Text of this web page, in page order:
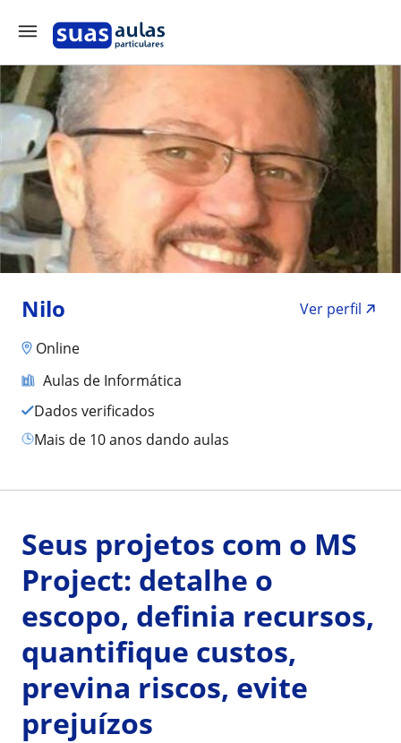
Nilo
Ver perfil
Online
Aulas de Informática
Dados verificados
mais de 10 anos dando aulas
Seus projetos com o MS
Project: detalhe o
escopo, definia recursos,
quantifique custos,
previna riscos, evite
prejuízos